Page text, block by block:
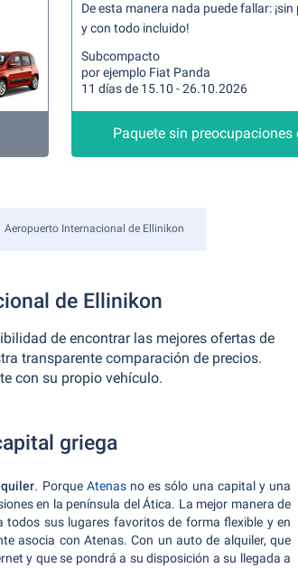
De esta manera nada puede fallar:
y con todo incluido!
Subcompacto
por ejemplo Fiat Panda
11 días de 15.10 - 26.10.2026
Paquete sin preocupaciones
Aeropuerto Internacional de Ellinikon
de Ellinikon
de encontrar las mejores ofertas de
transparente comparación de precios.
con su propio vehículo.
griega
. Porque Atenasno es sólo una capital y una
en la península del Ática. La mejor manera de
todos sus lugares favoritos de forma flexible y en
asocia con Atenas. Con un auto de alquiler, que
y que se pondrá a su disposición a su llegada a